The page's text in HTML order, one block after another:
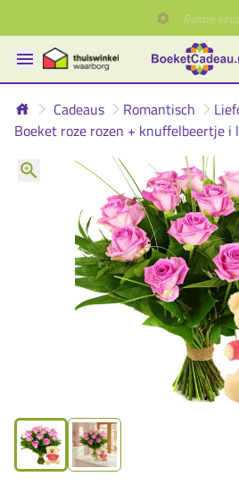
Cadeaus Romantisch
Boeket roze rozen + knuffelbeertje i